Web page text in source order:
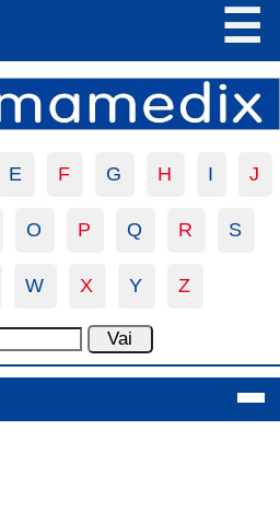
☰
E F G H I J
O P Q R S
W X Y Z